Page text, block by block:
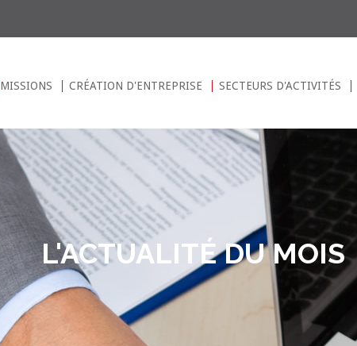
MISSIONS CRÉATION D'ENTREPRISE SECTEURS D'ACTIVITÉS
L'ACTUALITÉ DU MOIS